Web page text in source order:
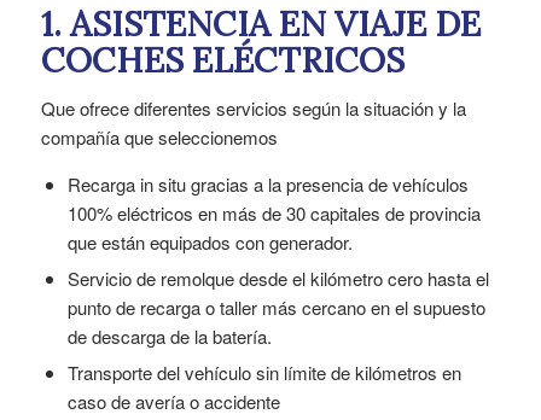
1. ASISTENCIA EN VIAJE DE
COCHES ELÉCTRICOS
Que ofrece diferentes servicios según la situación y la
compañía que seleccionemos
Recarga in situ gracias a la presencia de vehículos
100% eléctricos en más de 30 capitales de provincia
que están equipados con generador.
Servicio de remolque desde el kilómetro cero hasta el
punto de recarga o taller más cercano en el supuesto
de descarga de la batería.
Transporte del vehículo sin límite de kilómetros en
caso de avería o accidente